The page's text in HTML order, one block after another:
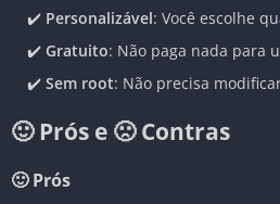
✔️ Personalizável: Você escolhe
✔️ Gratuito: Não paga nada para
✔️ Sem root: Não precisa
🙂 Prós e 🙁 Contras
🙂 Prós